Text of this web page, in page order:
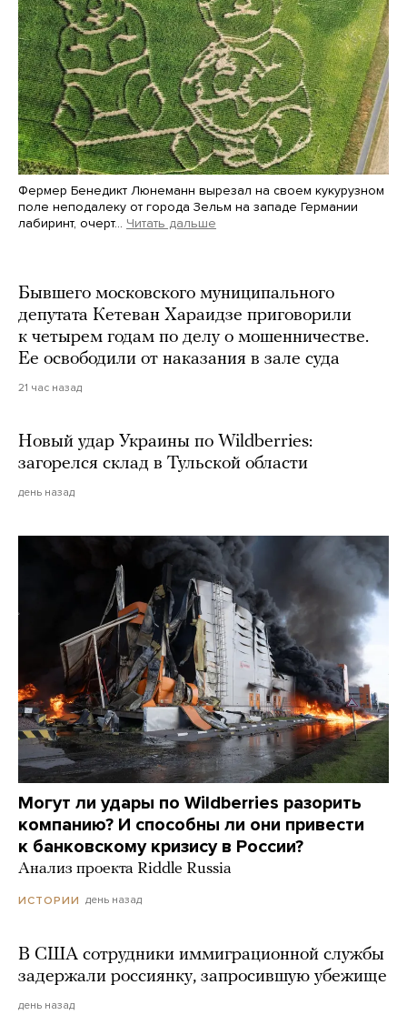
Фермер Бенедикт Люнеманн вырезал на своем кукурузном
поле неподалеку от города Зельм на западе Германии
лабиринт, очерт… Читать дальше
Бывшего московского муниципального
депутата Кетеван Хараидзе приговорили
к четырем годам по делу о мошенничестве.
Ее освободили от наказания в зале суда
21 час назад
Новый удар Украины по Wildberries:
загорелся склад в Тульской области
день назад
Могут ли удары по Wildberries разорить
компанию? И способны ли они привести
к банковскому кризису в России?
Анализ проекта Riddle Russia
ИСТОРИИ день назад
В США сотрудники иммиграционной службы
задержали россиянку, запросившую убежище
день назад